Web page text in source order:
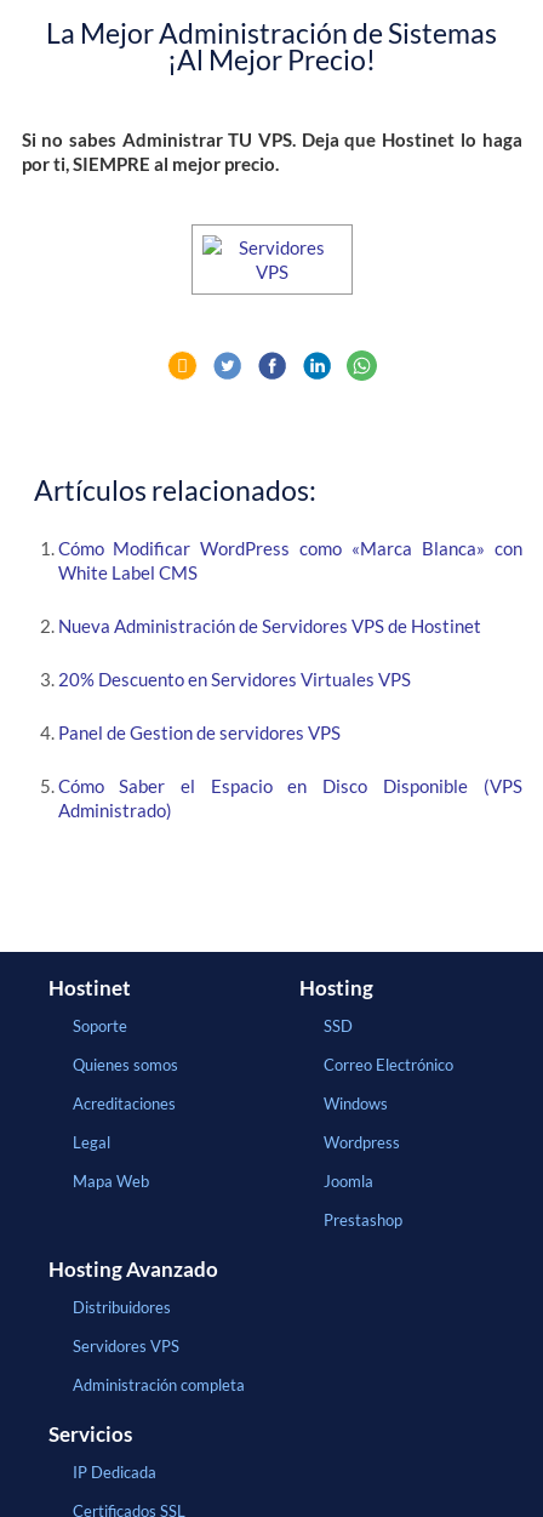
La Mejor Administración de Sistemas
¡Al Mejor Precio!
Si no sabes Administrar TU VPS. Deja que Hostinet lo haga
por ti, SIEMPRE al mejor precio.
Artículos relacionados:
Cómo Modificar WordPress como «Marca Blanca» con
White Label CMS
Nueva Administración de Servidores VPS de Hostinet
20% Descuento en Servidores Virtuales VPS
Panel de Gestion de servidores VPS
Cómo Saber el Espacio en Disco Disponible (VPS
Administrado)
Hostinet
Soporte
Quienes somos
Acreditaciones
Legal
Mapa Web
Hosting
SSD
Correo Electrónico
Windows
Wordpress
Joomla
Prestashop
Hosting Avanzado
Distribuidores
Servidores VPS
Administración completa
Servicios
IP Dedicada
Certificados SSL